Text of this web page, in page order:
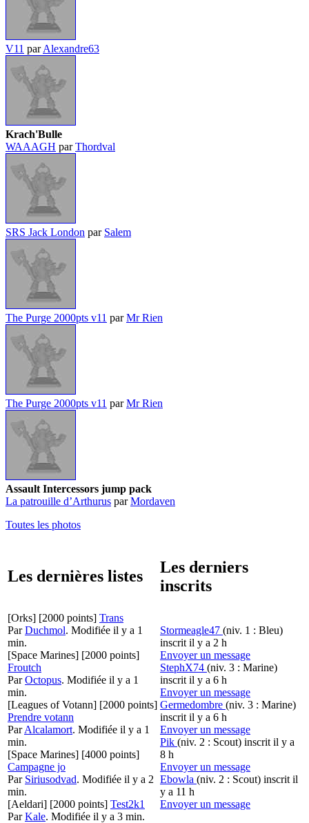
V11 parAlexandre63
Krach'Bulle
WAAAGH parThordval
SRS Jack London par Salem
The Purge 2000pts v11 parMr Rien
The Purge 2000pts v11 parMr Rien
Assault Intercessors jump pack
La patrouille d’Arthurus parMordaven
Toutes les photos
Les dernières listes
Les derniers
inscrits
[Orks] [2000 points] Trans
ParDuchmol. Modifiée il y a 1
min.
[Space Marines] [2000 points]
Froutch
ParOctopus. Modifiée il y a 1
min.
[Leagues of Votann] [2000 points]
Prendre votann
ParAlcalamort. Modifiée il y a 1
min.
[Space Marines] [4000 points]
Campagne jo
Par Siriusodvad. Modifiée il y a 2
min.
[Aeldari] [2000 points] Test2k1
ParKale. Modifiée il y a 3 min.
Stormeagle47 (niv. 1 : Bleu)
inscrit il y a 2 h
Envoyer un message
StephX74 (niv. 3 : Marine)
inscrit il y a 6 h
Envoyer un message
Germedombre (niv. 3 : Marine)
inscrit il y a 6 h
Envoyer un message
Pik (niv. 2 : Scout) inscrit il y a
8 h
Envoyer un message
Ebowla (niv. 2 : Scout) inscrit il
y a 11 h
Envoyer un message